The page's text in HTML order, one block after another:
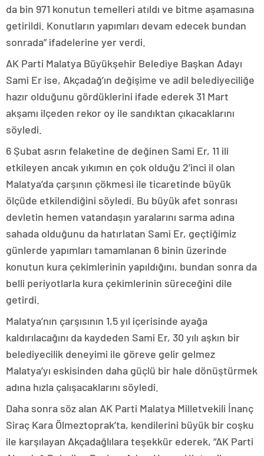
da bin 971 konutun temelleri atıldı ve bitme aşamasına
getirildi. Konutların yapımları devam edecek bundan
sonrada” ifadelerine yer verdi.
AK Parti Malatya Büyükşehir Belediye Başkan Adayı
Sami Er ise, Akçadağ’ın değişime ve adil belediyeciliğe
hazır olduğunu gördüklerini ifade ederek 31 Mart
akşamı ilçeden rekor oy ile sandıktan çıkacaklarını
söyledi.
6 Şubat asrın felaketine de değinen Sami Er, 11 ili
etkileyen ancak yıkımın en çok olduğu 2’inci il olan
Malatya’da çarşının çökmesi ile ticaretinde büyük
ölçüde etkilendiğini söyledi. Bu büyük afet sonrası
devletin hemen vatandaşın yaralarını sarma adına
sahada olduğunu da hatırlatan Sami Er, geçtiğimiz
günlerde yapımları tamamlanan 6 binin üzerinde
konutun kura çekimlerinin yapıldığını, bundan sonra da
belli periyotlarla kura çekimlerinin süreceğini dile
getirdi.
Malatya’nın çarşısının 1,5 yıl içerisinde ayağa
kaldırılacağını da kaydeden Sami Er, 30 yılı aşkın bir
belediyecilik deneyimi ile göreve gelir gelmez
Malatya’yı eskisinden daha güçlü bir hale dönüştürmek
adına hızla çalışacaklarını söyledi.
Daha sonra söz alan AK Parti Malatya Milletvekili İnanç
Siraç Kara Ölmeztoprak’ta, kendilerini büyük bir coşku
ile karşılayan Akçadağlılara teşekkür ederek, “AK Parti